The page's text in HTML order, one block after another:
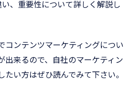
、重要性について詳しく解説し
コンテンツマーケティングについ
出来るので、自社のマーケティン
たい方はぜひ読んでみて下さい。